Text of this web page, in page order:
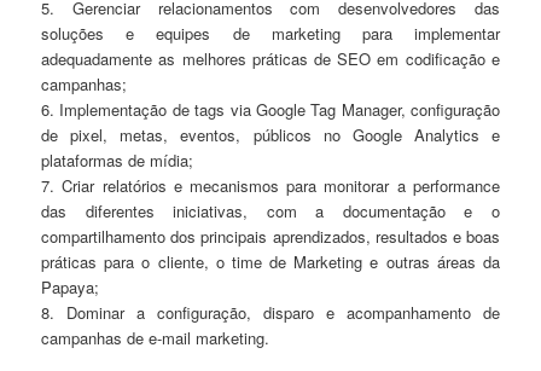
5. Gerenciar relacionamentos com desenvolvedores das
soluções e equipes de marketing para implementar
adequadamente as melhores práticas de SEO em codificação e
campanhas;
6. Implementação de tags via Google Tag Manager, configuração
de pixel, metas, eventos, públicos no Google Analytics e
plataformas de mídia;
7. Criar relatórios e mecanismos para monitorar a performance
das diferentes iniciativas, com a documentação e o
compartilhamento dos principais aprendizados, resultados e boas
práticas para o cliente, o time de Marketing e outras áreas da
Papaya;
8. Dominar a configuração, disparo e acompanhamento de
campanhas de e-mail marketing.